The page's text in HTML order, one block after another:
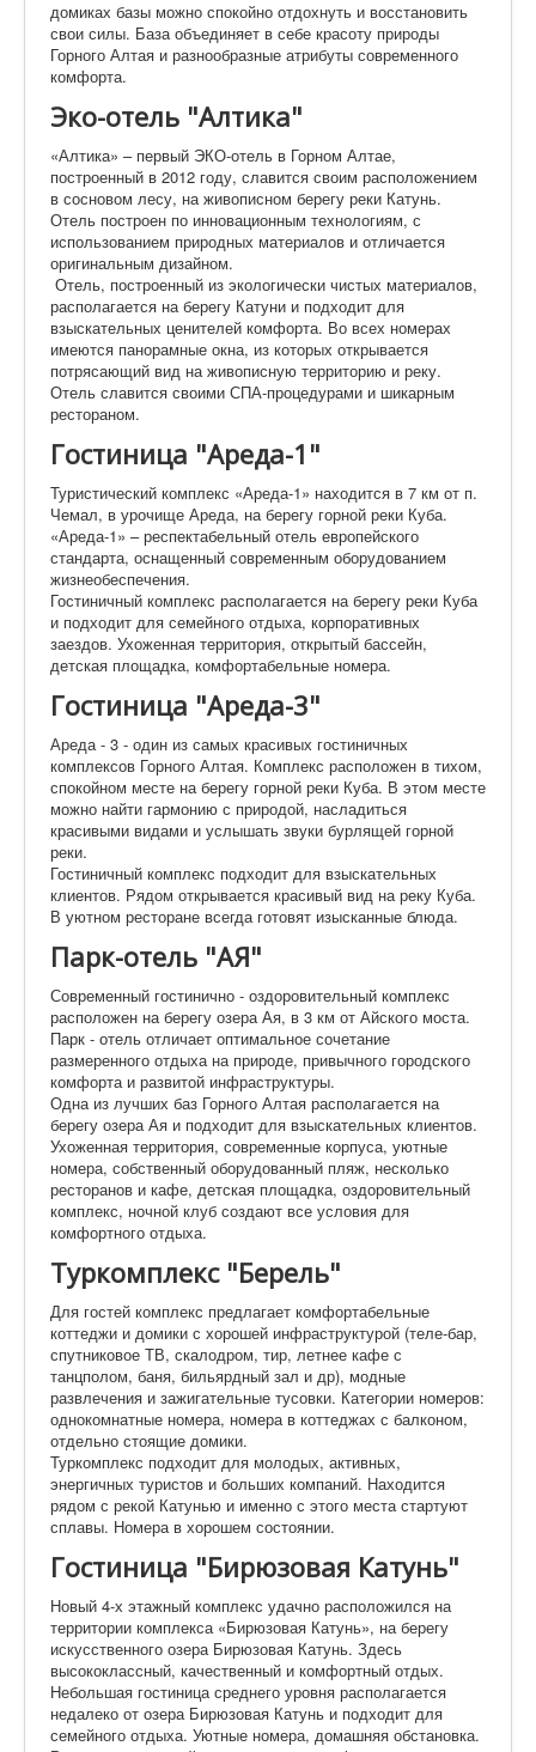
домиках базы можно спокойно отдохнуть и восстановить
свои силы. База объединяет в себе красоту природы
Горного Алтая и разнообразные атрибуты современного
комфорта.
Эко-отель "Алтика"
«Алтика» – первый ЭКО-отель в Горном Алтае,
построенный в 2012 году, славится своим расположением
в сосновом лесу, на живописном берегу реки Катунь.
Отель построен по инновационным технологиям, с
использованием природных материалов и отличается
оригинальным дизайном.
Отель, построенный из экологически чистых материалов,
располагается на берегу Катуни и подходит для
взыскательных ценителей комфорта. Во всех номерах
имеются панорамные окна, из которых открывается
потрясающий вид на живописную территорию и реку.
Отель славится своими СПА-процедурами и шикарным
рестораном.
Гостиница "Ареда-1"
Туристический комплекс «Ареда-1» находится в 7 км от п.
Чемал, в урочище Ареда, на берегу горной реки Куба.
«Ареда-1» – респектабельный отель европейского
стандарта, оснащенный современным оборудованием
жизнеобеспечения.
Гостиничный комплекс располагается на берегу реки Куба
и подходит для семейного отдыха, корпоративных
заездов. Ухоженная территория, открытый бассейн,
детская площадка, комфортабельные номера.
Гостиница "Ареда-3"
Ареда - 3 - один из самых красивых гостиничных
комплексов Горного Алтая. Комплекс расположен в тихом,
спокойном месте на берегу горной реки Куба. В этом месте
можно найти гармонию с природой, насладиться
красивыми видами и услышать звуки бурлящей горной
реки.
Гостиничный комплекс подходит для взыскательных
клиентов. Рядом открывается красивый вид на реку Куба.
В уютном ресторане всегда готовят изысканные блюда.
Парк-отель "АЯ"
Современный гостинично - оздоровительный комплекс
расположен на берегу озера Ая, в 3 км от Айского моста.
Парк - отель отличает оптимальное сочетание
размеренного отдыха на природе, привычного городского
комфорта и развитой инфраструктуры.
Одна из лучших баз Горного Алтая располагается на
берегу озера Ая и подходит для взыскательных клиентов.
Ухоженная территория, современные корпуса, уютные
номера, собственный оборудованный пляж, несколько
ресторанов и кафе, детская площадка, оздоровительный
комплекс, ночной клуб создают все условия для
комфортного отдыха.
Туркомплекс "Берель"
Для гостей комплекс предлагает комфортабельные
коттеджи и домики с хорошей инфраструктурой (теле-бар,
спутниковое ТВ, скалодром, тир, летнее кафе с
танцполом, баня, бильярдный зал и др), модные
развлечения и зажигательные тусовки. Категории номеров:
однокомнатные номера, номера в коттеджах с балконом,
отдельно стоящие домики.
Туркомплекс подходит для молодых, активных,
энергичных туристов и больших компаний. Находится
рядом с рекой Катунью и именно с этого места стартуют
сплавы. Номера в хорошем состоянии.
Гостиница "Бирюзовая Катунь"
Новый 4-х этажный комплекс удачно расположился на
территории комплекса «Бирюзовая Катунь», на берегу
искусственного озера Бирюзовая Катунь. Здесь
высококлассный, качественный и комфортный отдых.
Небольшая гостиница среднего уровня располагается
недалеко от озера Бирюзовая Катунь и подходит для
семейного отдыха. Уютные номера, домашняя обстановка.